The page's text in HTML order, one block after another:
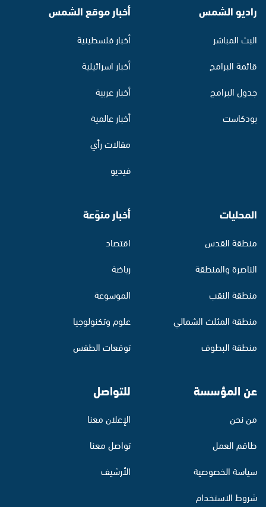
راديو الشمس
البث المباشر
قائمة البرامج
جدول البرامج
بودكاست
أخبار موقع الشمس
أخبار فلسطينية
أخبار اسرائيلية
أخبار عربية
أخبار عالمية
مقالات رأي
فيديو
المحليات
منطقة القدس
الناصرة والمنطقة
منطقة النقب
منطقة المثلث الشمالي
منطقة البطوف
أخبار منوّعة
اقتصاد
رياضة
الموسوعة
علوم وتكنولوجيا
توقعات الطقس
عن المؤسسة
من نحن
طاقم العمل
سياسة الخصوصية
شروط الاستخدام
للتواصل
الإعلان معنا
تواصل معنا
الأرشيف